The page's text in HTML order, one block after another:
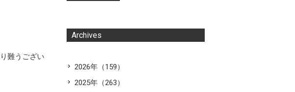
難うござい
Archives
2026年（159）
2025年（263）